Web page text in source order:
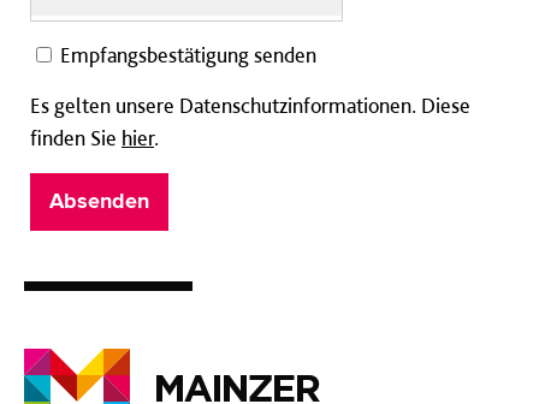
Empfangsbestätigung senden
Es gelten unsere Datenschutzinformationen. Diese
finden Sie hier.